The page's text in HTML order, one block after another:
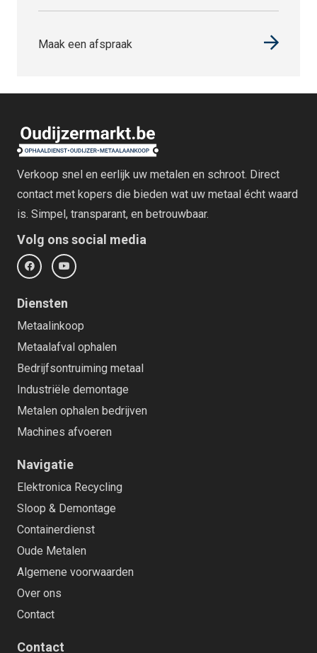
Maak een afspraak
Verkoop snel en eerlijk uw metalen en schroot. Direct
contact met kopers die bieden wat uw metaal écht waard
is. Simpel, transparant, en betrouwbaar.
Volg ons social media
Diensten
Metaalinkoop
Metaalafval ophalen
Bedrijfsontruiming metaal
Industriële demontage
Metalen ophalen bedrijven
Machines afvoeren
Navigatie
Elektronica Recycling
Sloop & Demontage
Containerdienst
Oude Metalen
Algemene voorwaarden
Over ons
Contact
Contact